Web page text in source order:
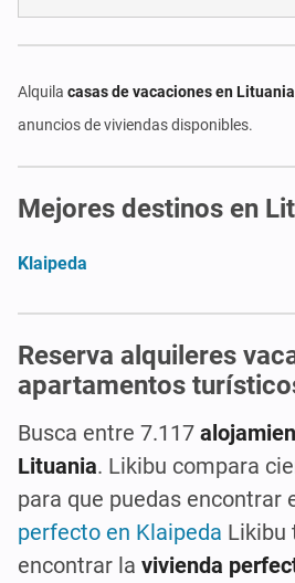
Alquila casas de vacaciones en Lituania
anuncios de viviendas disponibles.
Mejores destinos en
Klaipeda
Reserva alquileres
apartamentos
Busca entre 7.117
Lituania. Likibu compara
para que puedas encontrar
perfecto en Klaipeda Likibu
encontrar la vivienda